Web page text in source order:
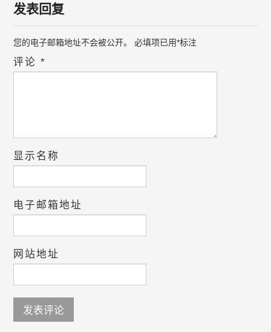
发表回复
您的电子邮箱地址不会被公开。 必填项已用*标注
评论*
显示名称
电子邮箱地址
网站地址